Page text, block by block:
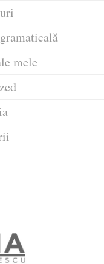
mele